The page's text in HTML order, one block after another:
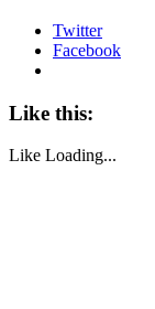
Twitter
Facebook
Like this:
Like Loading...